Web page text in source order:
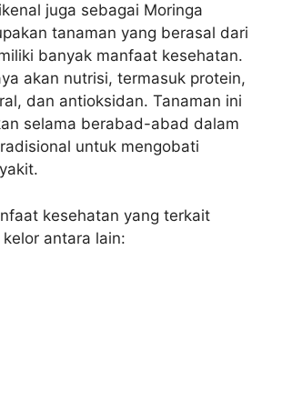
juga sebagai Moringa
tanaman yang berasal dari
banyak manfaat kesehatan.
akan nutrisi, termasuk protein,
dan antioksidan. Tanaman ini
selama berabad-abad dalam
untuk mengobati
kesehatan yang terkait
antara lain: